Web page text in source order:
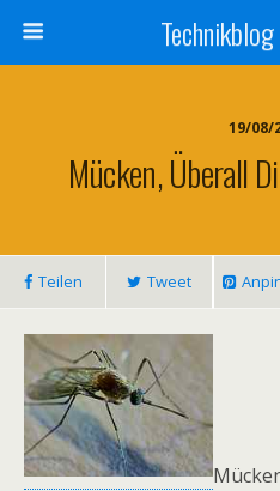
19/08/
Mücken, Überall
Teilen Tweet